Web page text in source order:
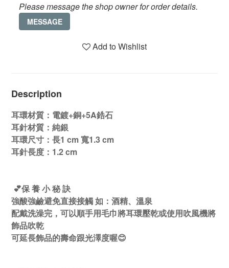
Please message the shop owner for order details.
MESSAGE
Add to Wishlist
Description
耳環材質：電鍍+銅+5A鋯石
耳針材質：純銀
耳環尺寸：長1 cm 寬1.3 cm
耳針長度：1.2 cm
💕保 養 小 秘 訣
強酸強鹼避免直接接觸 如：酒精、溫泉
配戴洗澡完，可以順手用毛巾將耳環壓乾或使用吹風機將
飾品吹乾
可延長飾品的壽命跟光澤度喔😊